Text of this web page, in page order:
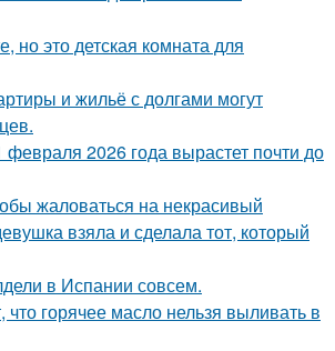
но это детская комната для
и жильё с долгами могут
февраля 2026 года вырастет почти до
жаловаться на некрасивый
взяла и сделала тот, который
в Испании совсем.
что горячее масло нельзя выливать в